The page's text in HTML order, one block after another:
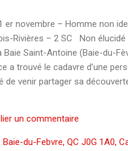
er novembre – Homme non
Rivières – 2 SC Non
Baie Saint-Antoine (Baie-du-
a trouvé le cadavre d’une
de venir partager sa
au ventre . Le 5
coupé e , ainsi que les deux
un commentaire
Baie-du-Febvre, QC J0G 1A0,